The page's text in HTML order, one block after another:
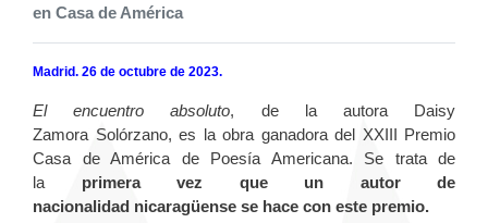
en Casa de América
Madrid. 26 de octubre de 2023.
El encuentro absoluto, de la autora Daisy
Zamora Solórzano, es la obra ganadora del XXIII Premio
Casa de América de Poesía Americana. Se trata de
la primera vez que un autor de
nacionalidad nicaragüense se hace con este premio.